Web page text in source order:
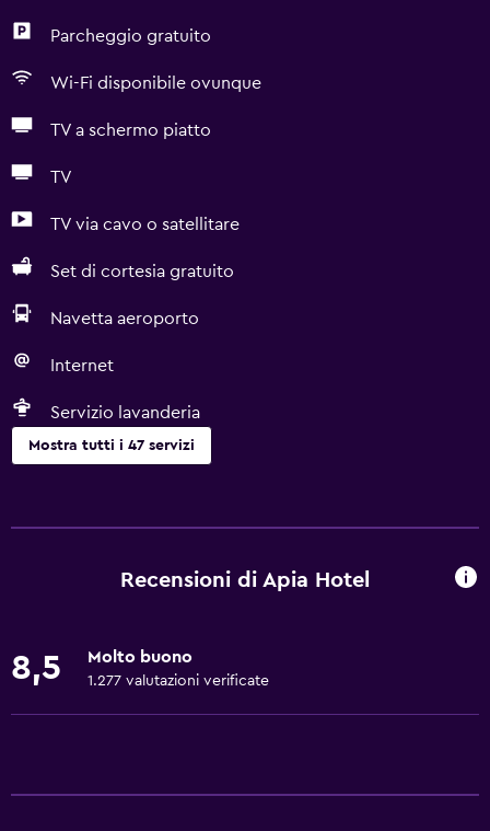
Parcheggio gratuito
Wi-Fi disponibile ovunque
TV a schermo piatto
TV
TV via cavo o satellitare
Set di cortesia gratuito
Navetta aeroporto
Internet
Servizio lavanderia
Mostra tutti i 47 servizi
Wi-Fi gratis
Lenzuola
Recensioni di Apia Hotel
8,5 Molto buono
1.277 valutazioni verificate